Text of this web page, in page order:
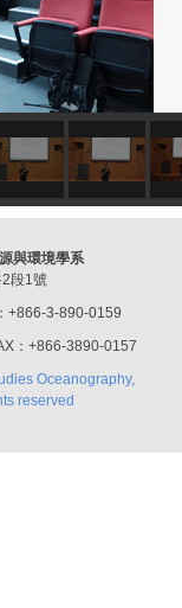
與環境學系
段1號
+866-3-890-0159
：+866-3890-0157
Oceanography,
reserved